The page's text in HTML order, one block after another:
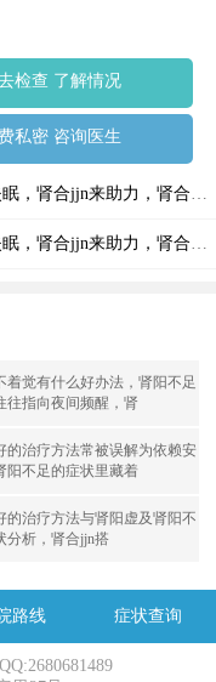
检查 了解情况
私密 咨询医生
来助力，肾合胶囊太神奇了！
来助力，肾合胶囊太神奇了！
着觉有什么好办法，肾阳不足
往指向夜间频醒，肾
的治疗方法常被误解为依赖安
阳不足的症状里藏着
的治疗方法与肾阳虚及肾阳不
分析，肾合jjn搭
路线 症状查询